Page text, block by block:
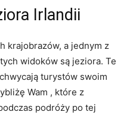
Irlandii
krajobrazów,⁢ a jednym z
widoków są jeziora. Te
turystów swoim
Wam , które z
podróży po tej